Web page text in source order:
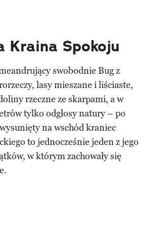
Kraina Spokoju
swobodnie Bug z
lasy mieszane i liściaste,
rzeczne ze skarpami, a w
tylko odgłosy natury – po
na wschód kraniec
to jednocześnie jeden z jego
w którym zachowały się